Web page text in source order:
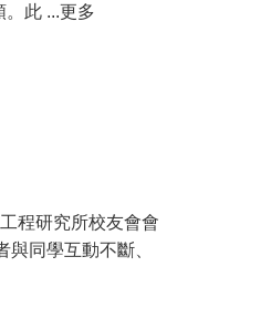
此 ...更多
程研究所校友會會
同學互動不斷、